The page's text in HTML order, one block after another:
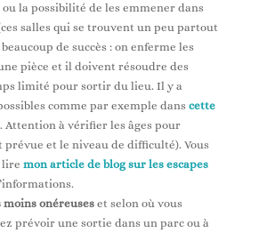
la possibilité de les emmener dans
salles qui se trouvent un peu partout
de succès : on enferme les
pièce et il doivent résoudre des
limité pour sortir du lieu. Il y a
comme par exemple dans cette
Attention à vérifier les âges pour
prévue et le niveau de difficulté). Vous
lire mon article de blog sur les escapes
onéreuseset selon où vous
prévoir une sortie dans un parc ou à